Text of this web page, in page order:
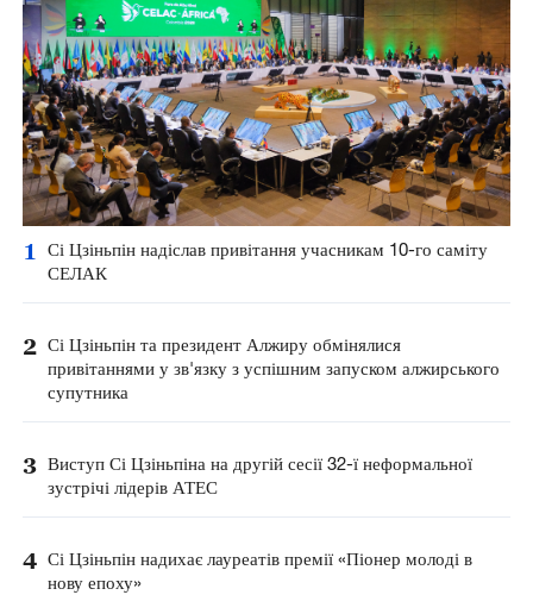
1
Сі Цзіньпін надіслав привітання учасникам 10-го саміту
СЕЛАК
2 Сі Цзіньпін та президент Алжиру обмінялися
привітаннями у зв'язку з успішним запуском алжирського
супутника
3 Виступ Сі Цзіньпіна на другій сесії 32-ї неформальної
зустрічі лідерів АТЕС
4 Сі Цзіньпін надихає лауреатів премії «Піонер молоді в
нову епоху»